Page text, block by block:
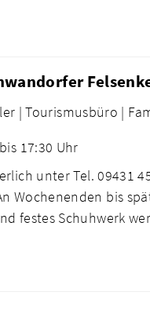
| Tourismusbüro |
17:30 Uhr
unter Tel. 09431
Wochenenden bis
festes Schuhwerk